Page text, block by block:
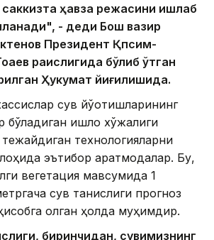
ҳавза режасини ишлаб
- деди Бош вазир
Президент Қпсим-
раислигида бўлиб ўтган
Ҳукумат йиғилишида.
сув йўқотишларининг
қишлоқ хўжалиги
технологияларни
эътибор қаратмоқдалар. Бу,
вегетация мавсумида 1
сув танқислиги прогноз
олган ҳолда муҳимдир.
биринчидан, сувимизнинг